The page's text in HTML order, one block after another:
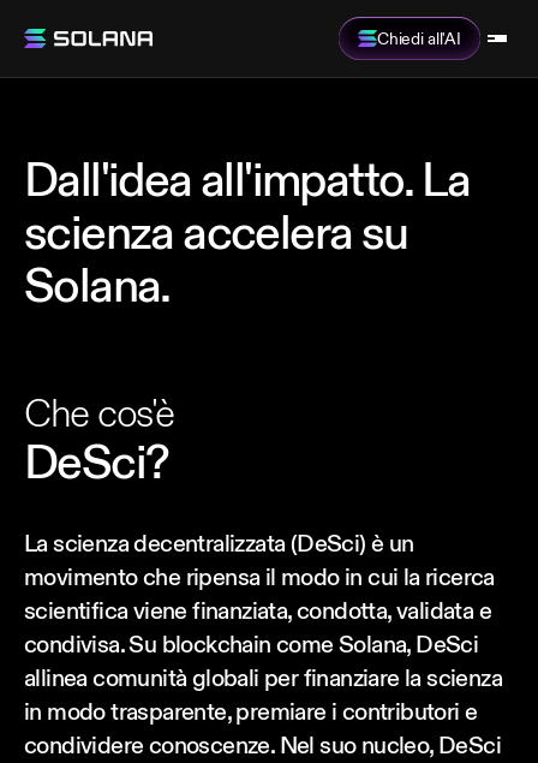
Chiedi all'AI
Dall'idea all'impatto. La
scienza accelera su
Solana.
collaborativo. Nessun intermediario, nessun paywall.
Solo ricerca aperta e inarrestabile per risultati migliori.
Che cos'è
DeSci?
La scienza decentralizzata (DeSci) è un
movimento che ripensa il modo in cui la ricerca
scientifica viene finanziata, condotta, validata e
condivisa. Su blockchain come Solana, DeSci
allinea comunità globali per finanziare la scienza
in modo trasparente, premiare i contributori e
condividere conoscenze. Nel suo nucleo, DeSci